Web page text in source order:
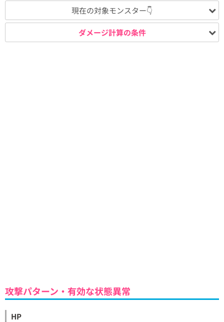
現在の対象モンスター👇
ダメージ計算の条件
攻撃パターン・有効な状態異常
HP